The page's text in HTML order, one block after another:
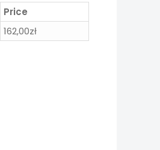
Price
162,00zł